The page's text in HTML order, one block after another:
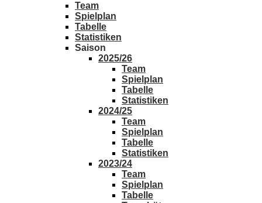
Team
Spielplan
Tabelle
Statistiken
Saison
2025/26
Team
Spielplan
Tabelle
Statistiken
2024/25
Team
Spielplan
Tabelle
Statistiken
2023/24
Team
Spielplan
Tabelle